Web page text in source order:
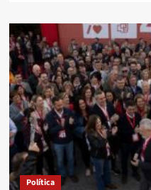
La
futura
Ley
para
la
Gestión
Ambiental
de
Andalucía
reforzará
el
crecimiento
sostenible
Política